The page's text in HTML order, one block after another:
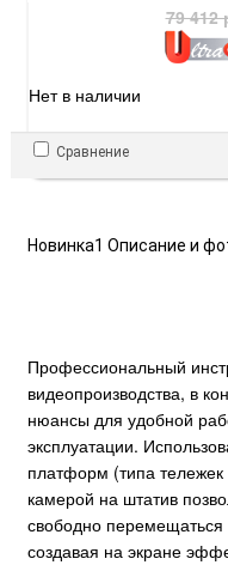
79 412
Нет в наличии
Сравнение
Новинка1 Описание и
Профессиональный
видеопроизводства, в
нюансы для удобной
эксплуатации.
платформ (типа тележек
камерой на штатив
свободно перемещаться
создавая на экране